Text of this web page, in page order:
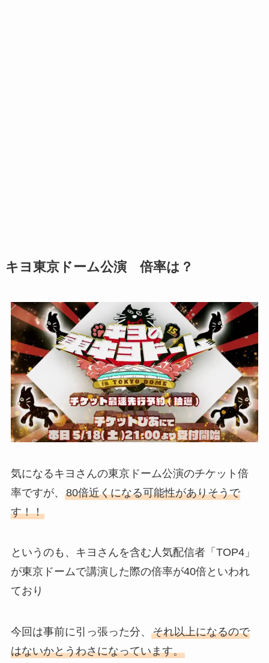
キヨ東京ドーム公演 倍率は？
気になるキヨさんの東京ドーム公演のチケット倍
率ですが、 80倍近くになる可能性がありそうで
す！！
というのも、キヨさんを含む人気配信者「TOP4」
が東京ドームで講演した際の倍率が40倍といわれ
ており
今回は事前に引っ張った分、 それ以上になるので
はないかとうわさになっています。